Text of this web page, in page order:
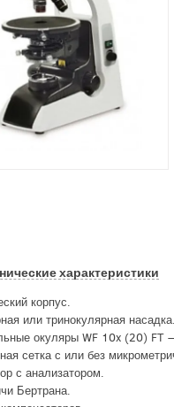
характеристики
корпус.
или тринокулярная насадка.
окуляры WF 10x (20) FT
сетка с или без
с анализатором.
Бертрана.